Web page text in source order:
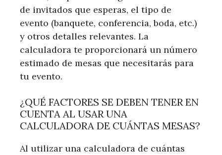
de invitados que esperas, el tipo de
evento (banquete, conferencia, boda, etc.)
y otros detalles relevantes. La
calculadora te proporcionará un número
estimado de mesas que necesitarás para
tu evento.
¿QUÉ FACTORES SE DEBEN TENER EN
CUENTA AL USAR UNA
CALCULADORA DE CUÁNTAS MESAS?
Al utilizar una calculadora de cuántas